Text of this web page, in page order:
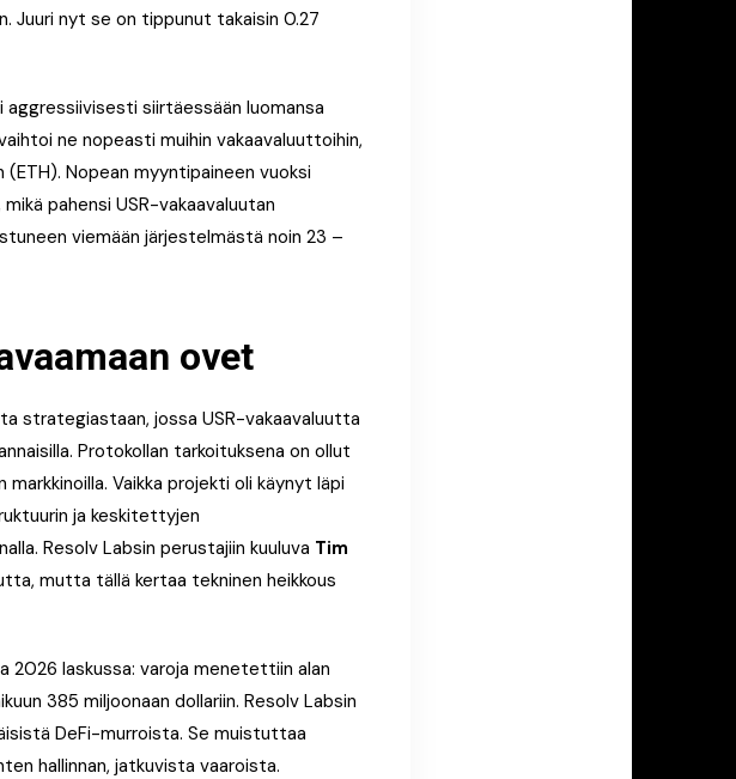
Juuri nyt se on tippunut takaisin 0.27
aggressiivisesti siirtäessään luomansa
ne nopeasti muihin vakaavaluuttoihin,
Nopean myyntipaineen vuoksi
pahensi USR-vakaavaluutan
viemään järjestelmästä noin 23 –
ovet
strategiastaan, jossa USR-vakaavaluutta
Protokollan tarkoituksena on ollut
Vaikka projekti oli käynyt läpi
ja keskitettyjen
Resolv Labsin perustajiin kuuluva Tim
mutta tällä kertaa tekninen heikkous
2026 laskussa: varoja menetettiin alan
385 miljoonaan dollariin. Resolv Labsin
DeFi-murroista. Se muistuttaa
hallinnan, jatkuvista vaaroista.